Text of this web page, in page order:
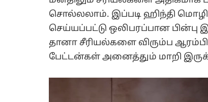
சொல்லலாம். இப்படி ஹிந்தி
செய்யப்பட்டு ஒலிபரப்பான
தானா சீரியல்களை விரும்ப
பேட்டன்கள் அனைத்தும் மாறி